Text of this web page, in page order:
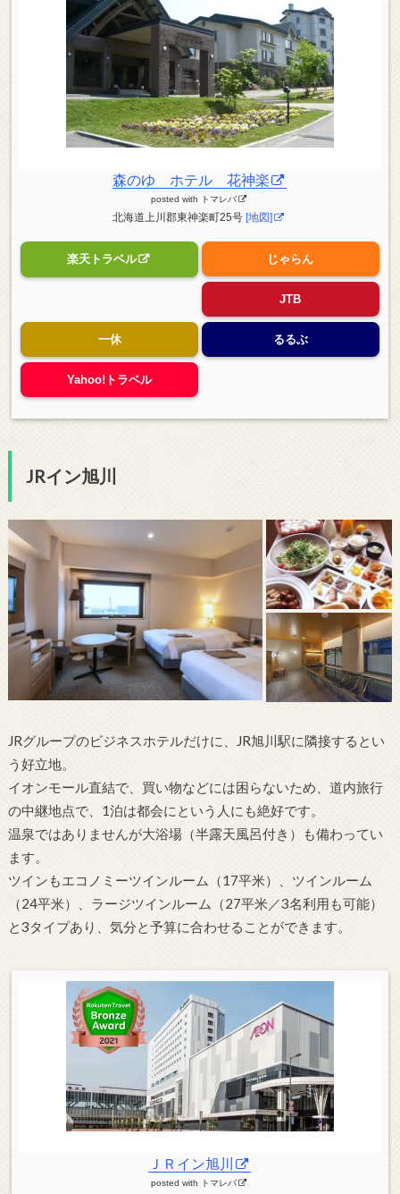
森のゆ ホテル 花神楽
posted with トマレバ
北海道上川郡東神楽町25号 [地図]
楽天トラベル じゃらん
JTB
一休 るるぶ
Yahoo!トラベル
JRイン旭川
JRグループのビジネスホテルだけに、JR旭川駅に隣接するとい
う好立地。
イオンモール直結で、買い物などには困らないため、道内旅行
の中継地点で、1泊は都会にという人にも絶好です。
温泉ではありませんが大浴場（半露天風呂付き）も備わってい
ます。
ツインもエコノミーツインルーム（17平米）、ツインルーム
（24平米）、ラージツインルーム（27平米／3名利用も可能）
と3タイプあり、気分と予算に合わせることができます。
ＪＲイン旭川
posted with トマレバ